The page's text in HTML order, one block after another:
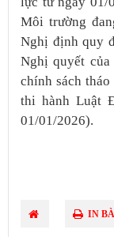
Môi trường
Nghị định quy
Nghị quyết
chính sách
thi hành Luật
01/01/2026).​
IN